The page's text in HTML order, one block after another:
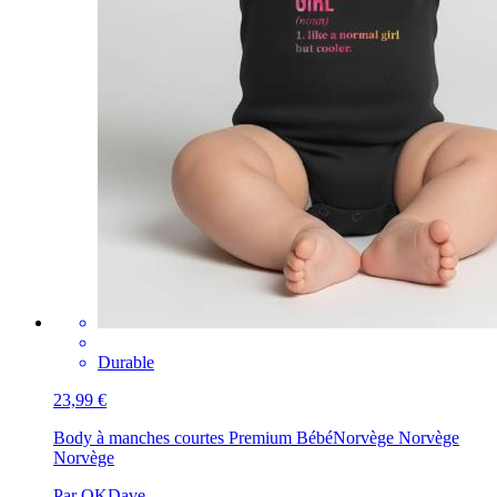
Durable
23,99 €
Body à manches courtes Premium BébéNorvège Norvège
Norvège